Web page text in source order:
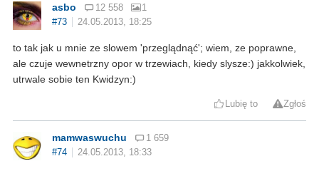
asbo 12 558
1
#73
24.05.2013, 18:25
to tak jak u mnie ze slowem 'przeglądnąć'; wiem, ze poprawne,
ale czuje wewnetrzny opor w trzewiach, kiedy slysze:) jakkolwiek,
utrwale sobie ten Kwidzyn:)
Lubię to Zgłoś
mamwaswuchu
1 659
#74
24.05.2013, 18:33